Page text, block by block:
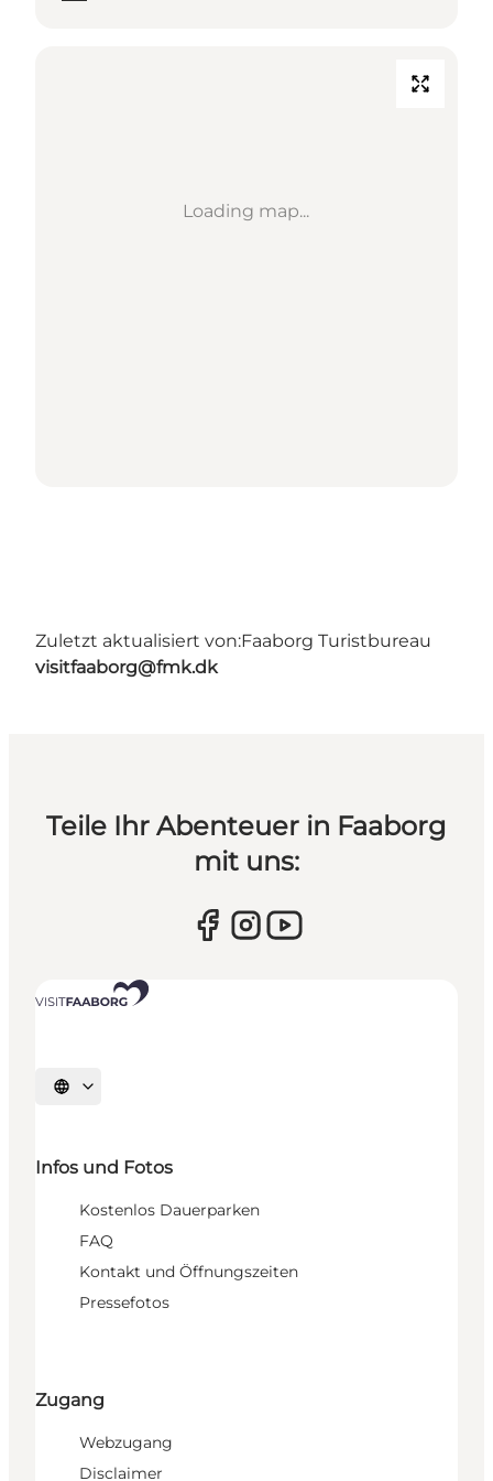
Loading map...
Zuletzt aktualisiert von:Faaborg Turistbureau
visitfaaborg@fmk.dk
Teile Ihr Abenteuer in Faaborg
mit uns:
Sprache auswählen
Infos und Fotos
Kostenlos Dauerparken
FAQ
Kontakt und Öffnungszeiten
Pressefotos
Zugang
Webzugang
Disclaimer